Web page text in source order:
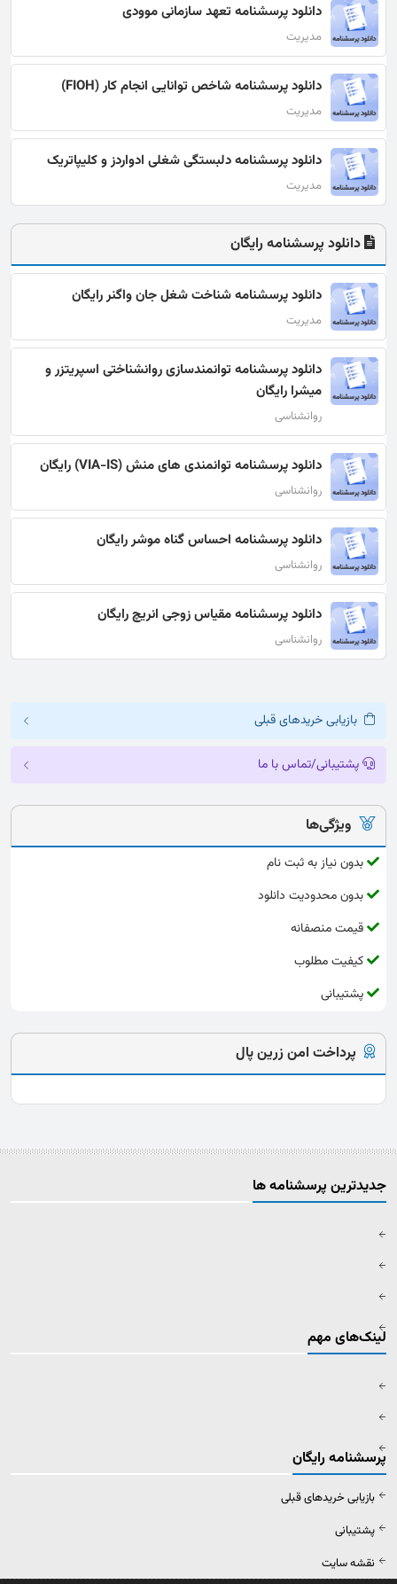
دانلود پرسشنامه تعهد سازمانی موودی
مدیریت
دانلود پرسشنامه شاخص توانایی انجام کار (FIOH)
مدیریت
دانلود پرسشنامه دلبستگی شغلی ادواردز و کلیپاتریک
مدیریت
دانلود پرسشنامه رایگان
دانلود پرسشنامه ﺷﻨﺎﺧﺖ ﺷﻐﻞ ﺟﺎن واﮔﻨﺮ رایگان
مدیریت
دانلود پرسشنامه توانمندسازی روانشناختی اسپریتزر و
میشرا رایگان
روانشناسی
دانلود پرسشنامه توانمندی های منش (VIA-IS) رایگان
روانشناسی
دانلود پرسشنامه احساس گناه موشر رایگان
روانشناسی
دانلود پرسشنامه مقیاس زوجی انریچ رایگان
روانشناسی
بازیابی خریدهای قبلی
پشتیبانی/تماس با ما
ویژگی‌ها
بدون نیاز به ثبت نام
بدون محدودیت دانلود
قیمت منصفانه
کیفیت مطلوب
پشتیبانی
پرداخت امن زرین پال
جدیدترین پرسشنامه ها
لینک‌های مهم
پرسشنامه رایگان
بازیابی خریدهای قبلی
پشتیبانی
نقشه سایت